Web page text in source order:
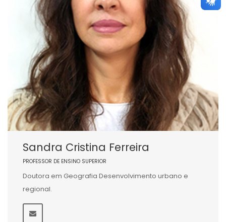
Sandra Cristina Ferreira
PROFESSOR DE ENSINO SUPERIOR
Doutora em Geografia Desenvolvimento urbano e
regional.